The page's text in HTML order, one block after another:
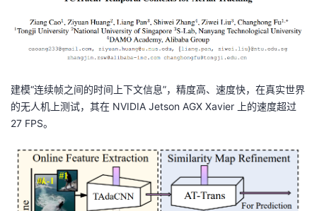
建模“连续帧之间的时间上下文信息”，精度高、速度快，在真实世界
的无人机上测试，其在 NVIDIA Jetson AGX Xavier 上的速度超过
27 FPS。